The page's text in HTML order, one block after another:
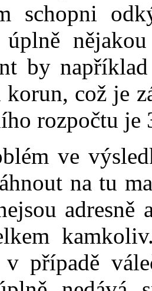
schopni
úplně
by
což je
rozpočtu je
ve
na tu
adresně
v případě